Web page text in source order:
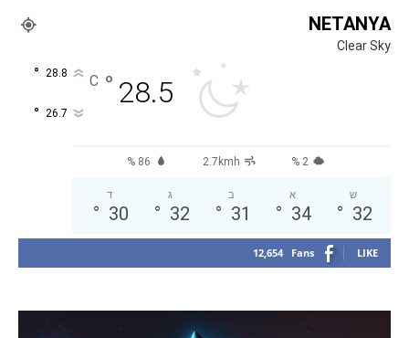
NETANYA
Clear Sky
28.5
°
C
28.8
°
26.7
°
86 % 2.7kmh 2 %
ש
32
°
א
34
°
ב
31
°
ג
32
°
ד
30
°
12,654 Fans LIKE